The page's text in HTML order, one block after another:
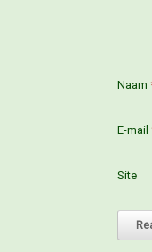
Naam
E-mail
Site